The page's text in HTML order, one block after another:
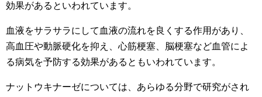
効果があるといわれています。
血液をサラサラにして血液の流れを良くする作用があり、
高血圧や動脈硬化を抑え、心筋梗塞、脳梗塞など血管によ
る病気を予防する効果があるともいわれています。
ナットウキナーゼについては、あらゆる分野で研究がされ